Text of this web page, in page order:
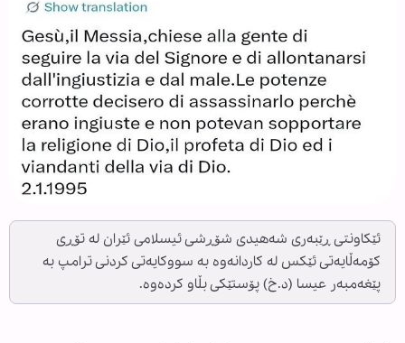
ئێکاونتی ڕێبەری شەهیدی شۆڕشی ئیسلامی ئێران لە تۆڕی
کۆمەڵایەتی ئێکس لە کاردانەوە بە سووکایەتی کردنی ترامپ بە
پێغەمبەر عیسا (د.خ) پۆستێکی بڵاو کردەوە.